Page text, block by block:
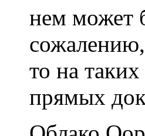
нем может
то на
прямых